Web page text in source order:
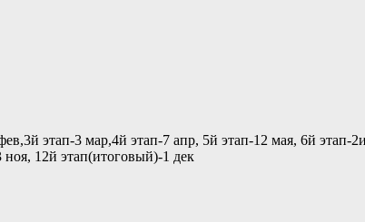
этап-3 мар,4й этап-7 апр, 5й этап-12 мая, 6й этап-
ноя, 12й этап(итоговый)-1 дек